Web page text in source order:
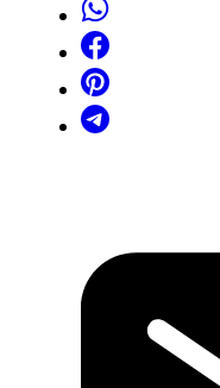
137
Marmore
Espirito